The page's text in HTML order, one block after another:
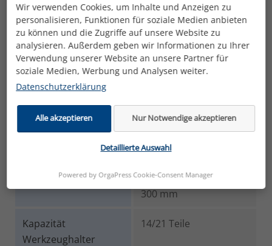
Artikelnummer S300Xd1
Maximale Drehzahlen 10.000 min−1
10.000 min−1hohes
(optional)
16.000 min
(Optional)
27.000 min
Reichweiten
X: 300 mm Y: 400 mm Z:
300 mm
Kapazität
Werkzeughalter
14/21 Teile
Wir verwenden Cookies, um Inhalte und Anzeigen zu
personalisieren, Funktionen für soziale Medien anbieten
zu können und die Zugriffe auf unsere Website zu
analysieren. Außerdem geben wir Informationen zu Ihrer
Verwendung unserer Website an unsere Partner für
soziale Medien, Werbung und Analysen weiter.
Datenschutzerklärung
Alle akzeptieren Nur Notwendige akzeptieren
Detaillierte Auswahl
Powered by OrgaPress Cookie-Consent Manager